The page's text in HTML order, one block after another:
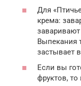
Для
крема:
Выпекания
застывает
Если вы
фруктов,